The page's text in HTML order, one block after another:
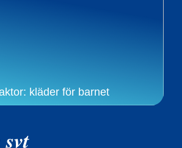
kläder för barnet